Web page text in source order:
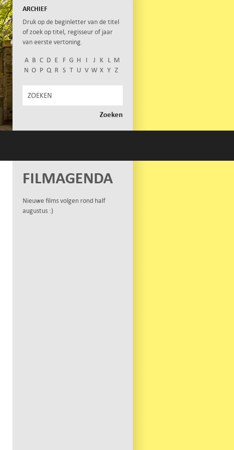
ARCHIEF
Druk op de beginletter van de titel
of zoek op titel, regisseur of jaar
van eerste vertoning.
A B C D E F G H I J K L M
N O P Q R S T U V W X Y Z
FILMAGENDA
Nieuwe films volgen rond half
augustus :)